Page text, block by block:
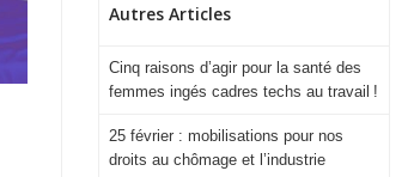
Autres Articles
Cinq raisons d’agir pour la santé des
femmes ingés cadres techs au travail !
25 février : mobilisations pour nos
droits au chômage et l’industrie